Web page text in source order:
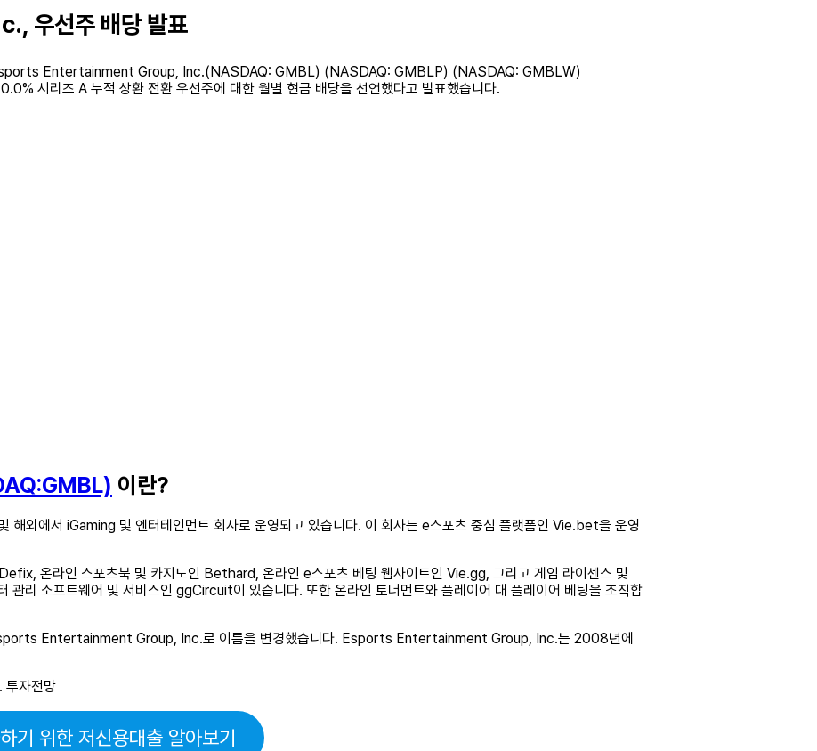
선주 배당 발표
Entertainment Group, Inc.(NASDAQ: GMBL) (NASDAQ: GMBLP) (NASDAQ: GMBLW)
시리즈 A 누적 상환 전환 우선주에 대한 월별 현금 배당을 선언했다고 발표했습니다.
이란?
에서 iGaming 및 엔터테인먼트 회사로 운영되고 있습니다. 이 회사는 e스포츠 중심 플랫폼인 Vie.bet을 운영
온라인 스포츠북 및 카지노인 Bethard, 온라인 e스포츠 베팅 웹사이트인 Vie.gg, 그리고 게임 라이센스 및
관리 소프트웨어 및 서비스인 ggCircuit이 있습니다. 또한 온라인 토너먼트와 플레이어 대 플레이어 베팅을 조직합
Entertainment Group, Inc.로 이름을 변경했습니다. Esports Entertainment Group, Inc.는 2008년에
기 위한 저신용대출 알아보기